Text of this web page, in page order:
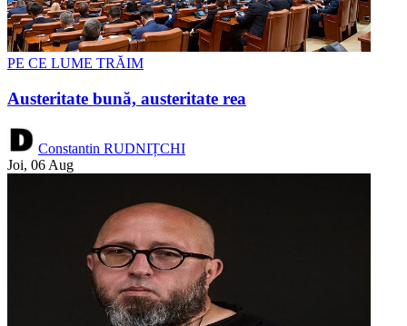
PE CE LUME TRĂIM
Austeritate bună, austeritate rea
Constantin RUDNIȚCHI
Joi, 06 Aug